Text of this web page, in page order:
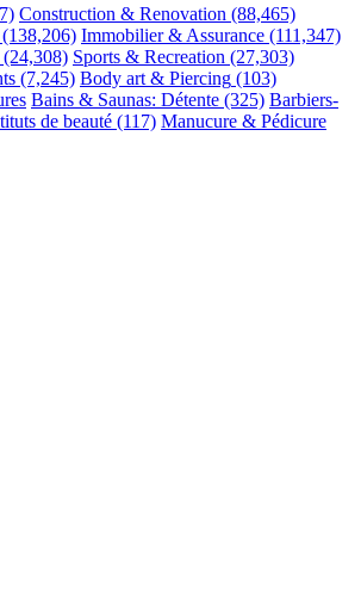
Construction & Renovation (88,465)
(138,206) Immobilier & Assurance (111,347)
(24,308) Sports & Recreation (27,303)
(7,245) Body art & Piercing (103)
Bains & Saunas: Détente (325) Barbiers-
de beauté (117) Manucure & Pédicure